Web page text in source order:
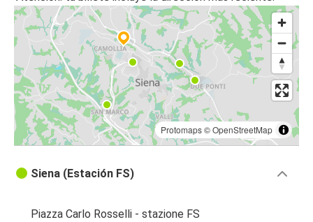
Protomaps©OpenStreetMap
Siena (Estación FS)
Piazza Carlo Rosselli - stazione FS